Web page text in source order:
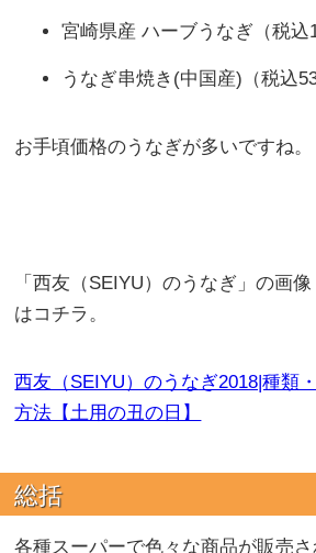
宮崎県産 ハーブうなぎ（税込
うなぎ串焼き(中国産)（税込
お手頃価格のうなぎが多いですね。
「西友（SEIYU）のうなぎ」の画
はコチラ。
西友（SEIYU）のうなぎ2018|種類
方法【土用の丑の日】
総括
各種スーパーで色々な商品が販売さ